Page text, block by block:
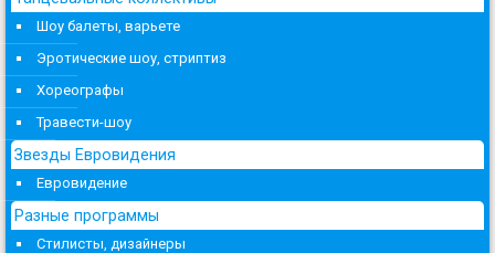
Шоу балеты, варьете
Эротические шоу, стриптиз
Хореографы
Травести-шоу
Звезды Евровидения
Евровидение
Разные программы
Стилисты, дизайнеры